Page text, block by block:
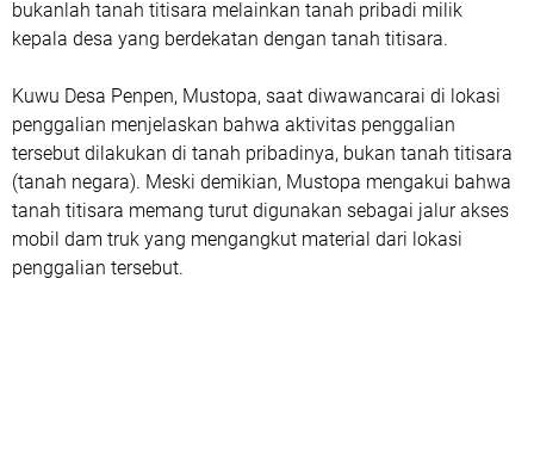
bukanlah tanah titisara melainkan tanah pribadi milik
kepala desa yang berdekatan dengan tanah titisara.
Kuwu Desa Penpen, Mustopa, saat diwawancarai di lokasi
penggalian menjelaskan bahwa aktivitas penggalian
tersebut dilakukan di tanah pribadinya, bukan tanah titisara
(tanah negara). Meski demikian, Mustopa mengakui bahwa
tanah titisara memang turut digunakan sebagai jalur akses
mobil dam truk yang mengangkut material dari lokasi
penggalian tersebut.